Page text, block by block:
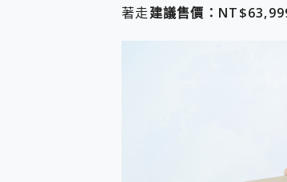
著走建議售價：